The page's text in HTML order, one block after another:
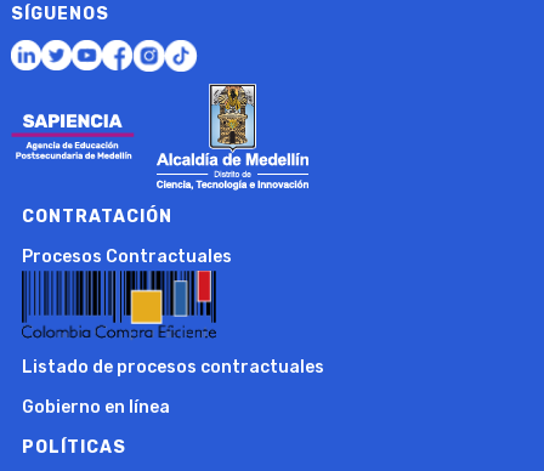
SÍGUENOS
CONTRATACIÓN
Procesos Contractuales
Listado de procesos contractuales
Gobierno en línea
POLÍTICAS